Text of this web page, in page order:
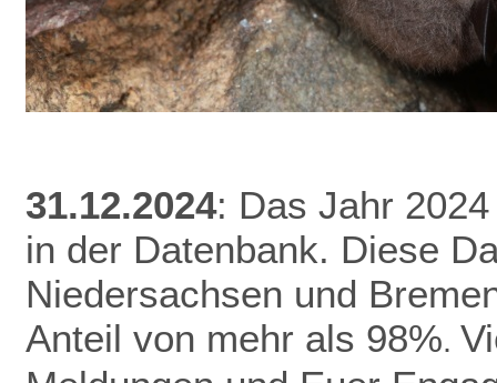
31.12.2024: Das Jahr
in der Datenbank. Diese
Niedersachsen und
Anteil von mehr als 98%.